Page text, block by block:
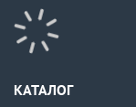
КАТАЛОГ